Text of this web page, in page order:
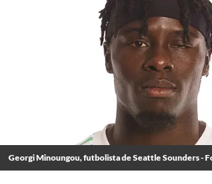
Georgi Minoungou, futbolista de Seattle Sounders -